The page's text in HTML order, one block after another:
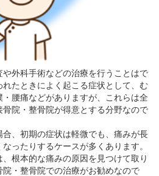
外科手術などの治療を行うことはで
たときによく起こる症状として、む
腰痛などがありますが、これらは全
院・整骨院が得意とする分野なので
、初期の症状は軽微でも、痛みが長
ったりするケースが多くあります。
根本的な痛みの原因を見つけて取り
・整骨院での治療がお勧めなので